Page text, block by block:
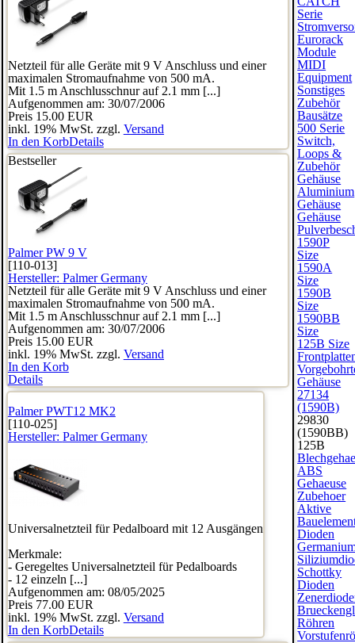
Netzteil für alle Geräte mit 9 V Anschluss und einer
maximalen Stromaufnahme von 500 mA.
Mit 1.5 m Anschlusschnur auf 2.1 mm [...]
Aufgenommen am: 30/07/2006
Preis 15.00 EUR
inkl. 19% MwSt. zzgl. Versand
In den KorbDetails
Bestseller
Palmer PW 9 V
[110-013]
Hersteller: Palmer Germany
Netzteil für alle Geräte mit 9 V Anschluss und einer
maximalen Stromaufnahme von 500 mA.
Mit 1.5 m Anschlusschnur auf 2.1 mm [...]
Aufgenommen am: 30/07/2006
Preis 15.00 EUR
inkl. 19% MwSt. zzgl. Versand
In den Korb
Details
Palmer PWT12 MK2
[110-025]
Hersteller: Palmer Germany
Universalnetzteil für Pedalboard mit 12 Ausgängen
Merkmale:
- Geregeltes Universalnetzteil für Pedalboards
- 12 einzeln [...]
Aufgenommen am: 08/05/2025
Preis 77.00 EUR
inkl. 19% MwSt. zzgl. Versand
In den KorbDetails
Serie
Eurorack
Module
MIDI
Equipment
Sonstiges
Zubehör
Bausätze
500 Serie
Switch,
Loops &
Zubehör
Gehäuse
Aluminium
Gehäuse
Gehäuse
1590P
Size
1590A
Size
1590B
Size
1590BB
Size
125B Size
Gehäuse
27134
(1590B)
29830
(1590BB)
125B
ABS
Gehaeuse
Zubehoer
Aktive
Dioden
Schottky
Dioden
Röhren